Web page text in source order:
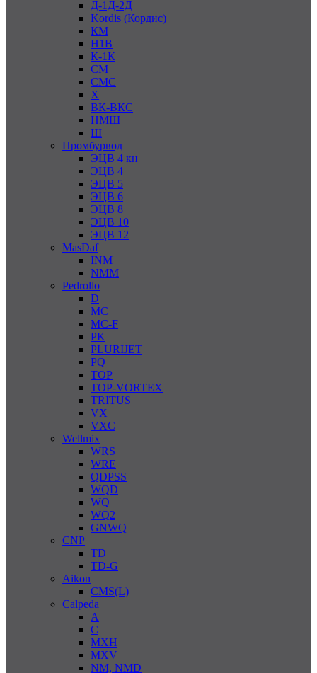
Д-1Д-2Д
Kordis (Кордис)
КМ
Н1В
К-1К
СМ
СМС
Х
ВК-ВКС
НМШ
Ш
Промбурвод
ЭЦВ 4 кн
ЭЦВ 4
ЭЦВ 5
ЭЦВ 6
ЭЦВ 8
ЭЦВ 10
ЭЦВ 12
MasDaf
INM
NMM
Pedrollo
D
MC
MC-F
PK
PLURIJET
PQ
TOP
TOP-VORTEX
TRITUS
VX
VXC
Wellmix
WRS
WRE
QDPSS
WQD
WQ
WQ2
GNWQ
CNP
TD
TD-G
Aikon
CMS(L)
Calpeda
A
C
MXH
MXV
NM, NMD